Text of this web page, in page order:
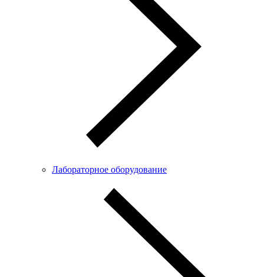
Лабораторное оборудование